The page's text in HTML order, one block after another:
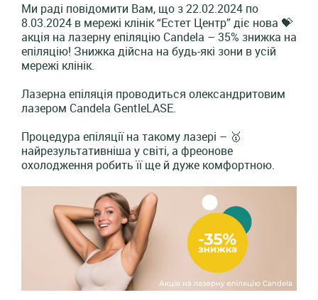
Ми раді повідомити Вам, що з 22.02.2024 по
8.03.2024 в мережі клінік “Естет Центр” діє нова 💝
акція на лазерну епіляцію Candela – 35% знижка на
епіляцію! Знижка дійсна на будь-які зони в усій
мережі клінік.
Лазерна епіляція проводиться олександритовим
лазером Candela GentleLASE.
Процедура епіляції на такому лазері – 🥇
найрезультативніша у світі, а фреонове
охолодження робить її ще й дуже комфортною.